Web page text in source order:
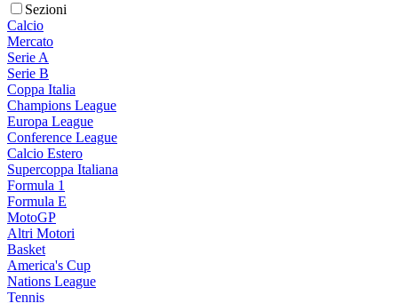
Sezioni
Calcio
Mercato
Serie A
Serie B
Coppa Italia
Champions League
Europa League
Conference League
Calcio Estero
Supercoppa Italiana
Formula 1
Formula E
MotoGP
Altri Motori
Basket
America's Cup
Nations League
Tennis